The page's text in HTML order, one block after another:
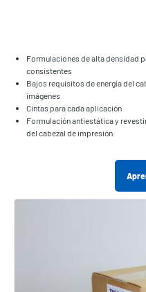
Formulaciones de alta densidad
consistentes
Bajos requisitos de energía del
imágenes
Cintas para cada aplicación
Formulación antiestática y
del cabezal de impresión.